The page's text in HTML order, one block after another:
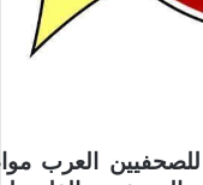
للصحفيين العرب